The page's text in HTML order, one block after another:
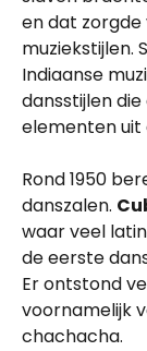
en dat
muziekstijlen.
Indiaanse
dansstijlen
elementen uit
Rond 1950
danszalen.
waar veel
de eerste
Er ontstond
voornamelijk
chachacha.